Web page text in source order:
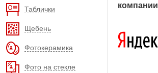
Таблички
Щебень
Фотокерамика
Фото на стекле
компании